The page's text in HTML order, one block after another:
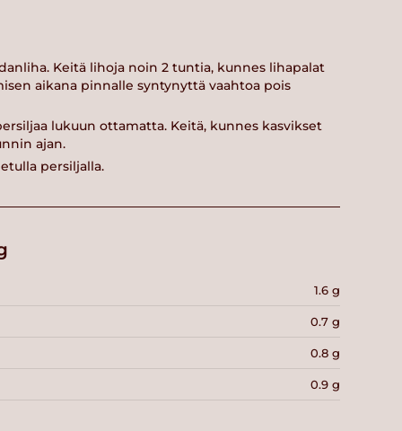
Keitä lihoja noin 2 tuntia, kunnes lihapalat
aikana pinnalle syntynyttä vaahtoa pois
lukuun ottamatta. Keitä, kunnes kasvikset
ajan.
persiljalla.
1.6 g
0.7 g
0.8 g
0.9 g